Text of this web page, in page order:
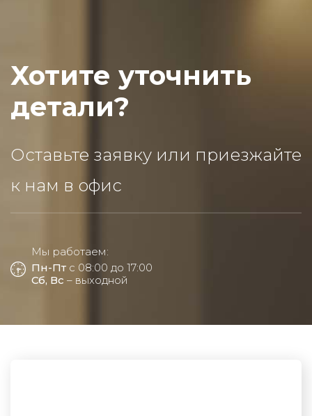
Хотите уточнить
детали?
Оставьте заявку или приезжайте
к нам в офис
Мы работаем:
Пн-Пт с 08:00 до 17:00
Сб, Вс – выходной